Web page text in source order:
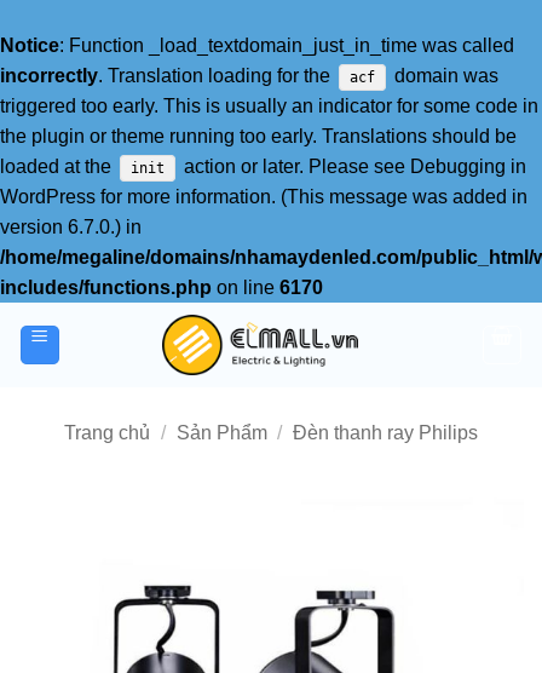
Notice: Function _load_textdomain_just_in_time was called
incorrectly. Translation loading for the acf
domain was
triggered too early. This is usually an indicator for some code in
the plugin or theme running too early. Translations should be
loaded at the
init action or later. Please see Debugging in
WordPress for more information. (This message was added in
version 6.7.0.) in
/home/megaline/domains/nhamaydenled.com/public_html/
includes/functions.php on line 6170
Trang chủ / Sản Phẩm / Đèn thanh ray Philips